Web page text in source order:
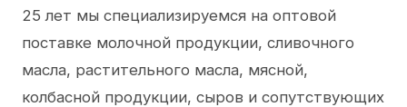
25 лет мы специализируемся на оптовой
поставке молочной продукции, сливочного
масла, растительного масла, мясной,
колбасной продукции, сыров и сопутствующих